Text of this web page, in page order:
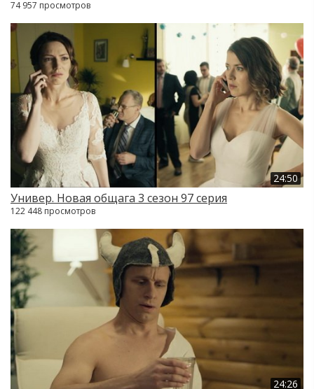
74 957 просмотров
24:50
Универ. Новая общага 3 сезон 97 серия
122 448 просмотров
24:26